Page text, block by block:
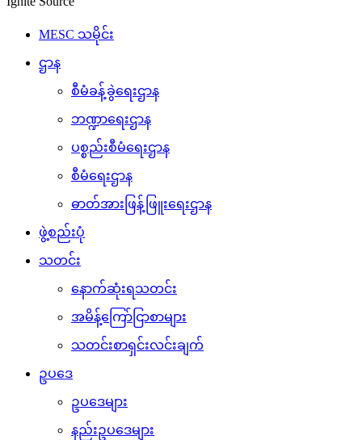
MESC သမိုင်း
ဌာန
စီမံခန့်ခွဲရေးဌာန
ဘဏ္ဍာရေးဌာန
ပစ္စည်းစီမံရေးဌာန
စီမံရေးဌာန
ဓာတ်အားဖြန့်ဖြူးရေးဌာန
ဖွဲ့စည်းပုံ
သတင်း
နောက်ဆုံးရသတင်း
အမိန့်ကြော်ငြာစာများ
သတင်းစာရှင်းလင်းချက်
ဥပဒေ
ဥပဒေများ
နည်းဥပဒေများ